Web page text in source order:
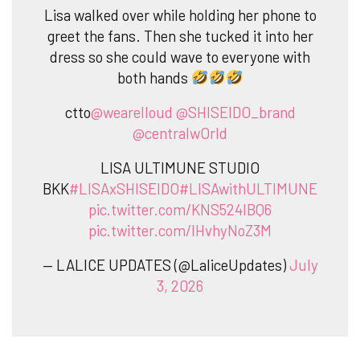
Lisa walked over while holding her phone to
greet the fans. Then she tucked it into her
dress so she could wave to everyone with
both hands
ctto@wearelloud @SHISEIDO_brand
@centralwOrld
LISA ULTIMUNE STUDIO
BKK#LISAxSHISEIDO#LISAwithULTIMUNE
pic.twitter.com/KNS524lBQ6
pic.twitter.com/IHvhyNoZ3M
— LALICE UPDATES (@LaliceUpdates)July
3, 2026